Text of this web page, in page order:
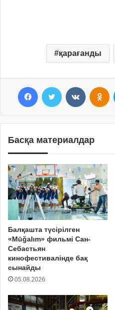
қарағанды
Басқа материалдар
Балқашта түсірілген
«Mūğalım» фильмі Сан-
Себастьян
кинофестивалінде бақ
сынайды
05.08.2026